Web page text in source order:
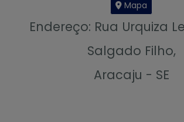
Mapa
Endereço: Rua Urquiza
Salgado Filho,
Aracaju - SE